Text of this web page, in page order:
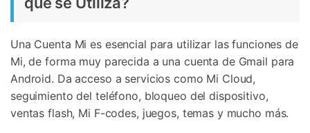
Una Cuenta Mi es esencial para utilizar las funciones de
Mi, de forma muy parecida a una cuenta de Gmail para
Android. Da acceso a servicios como Mi Cloud,
seguimiento del teléfono, bloqueo del dispositivo,
ventas flash, Mi F-codes, juegos, temas y mucho más.